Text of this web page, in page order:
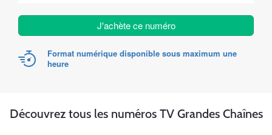
J'achète ce numéro
Format numérique disponible sous maximum une
heure
Découvrez tous les numéros TV Grandes Chaînes